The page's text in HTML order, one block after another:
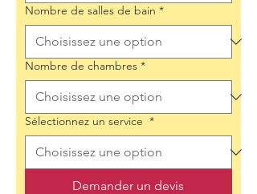
Nombre de salles de bain *
Nombre de chambres *
Sélectionnez un service *
Demander un devis